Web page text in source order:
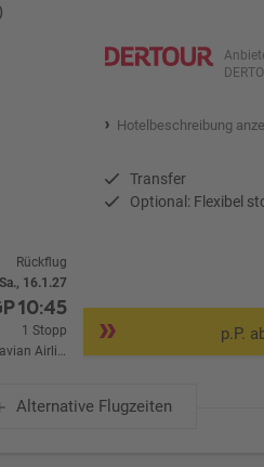
Hotelbeschreibung
Transfer
Optional: Flexibel
Rückflug
Sa., 16.1.27
10:45
1 Stopp
SAS Scandinavian Airlines
p.P.
Alternative Flugzeiten